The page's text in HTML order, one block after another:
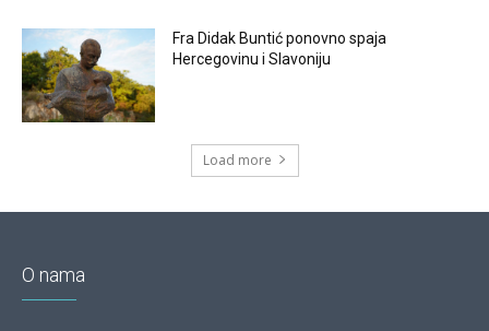
Fra Didak Buntić ponovno spaja
Hercegovinu i Slavoniju
Load more
O nama